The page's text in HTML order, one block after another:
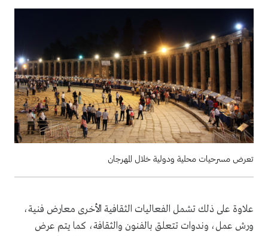
تعرض مسرحيات محلية ودولية خلال المهرجان
علاوة على ذلك تشمل الفعاليات الثقافية الأخرى معارض فنية،
ورش عمل، وندوات تتعلق بالفنون والثقافة، كما يتم عرض